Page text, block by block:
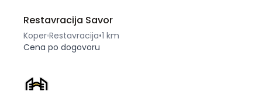
Restavracija Savor
Koper Restavracija•1 km
Cena po dogovoru